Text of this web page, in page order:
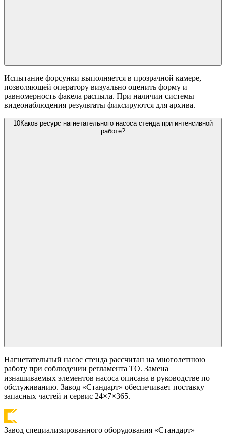
Испытание форсунки выполняется в прозрачной камере,
позволяющей оператору визуально оценить форму и
равномерность факела распыла. При наличии системы
видеонаблюдения результаты фиксируются для архива.
10Каков ресурс нагнетательного насоса стенда при интенсивной
работе?
Нагнетательный насос стенда рассчитан на многолетнюю
работу при соблюдении регламента ТО. Замена
изнашиваемых элементов насоса описана в руководстве по
обслуживанию. Завод «Стандарт» обеспечивает поставку
запасных частей и сервис 24×7×365.
Завод специализированного оборудования «Стандарт»